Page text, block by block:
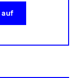
auf